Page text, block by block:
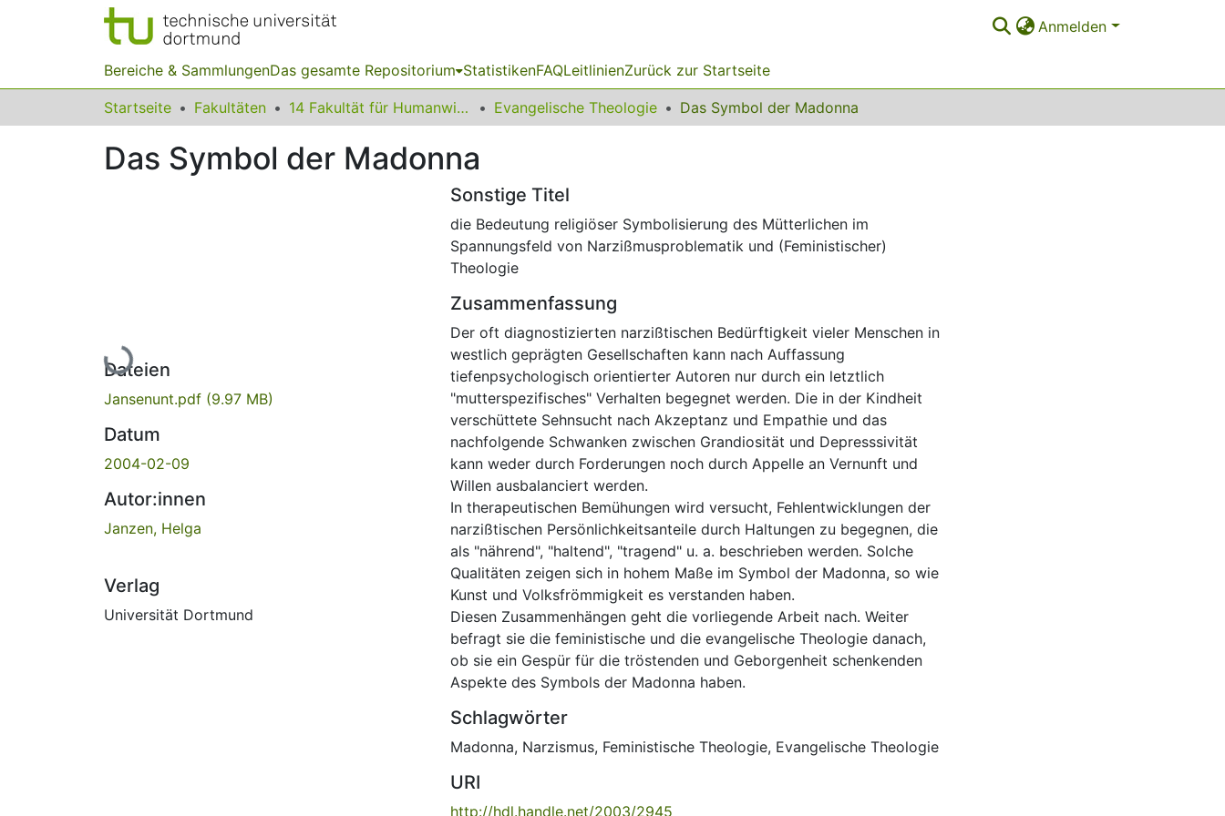
Anmelden
Bereiche & SammlungenDas gesamte Repositorium StatistikenFAQLeitlinienZurück zur Startseite
Startseite Fakultäten 14 Fakultät für Humanwissenschaften und Theologie Evangelische Theologie Das Symbol der Madonna
Das Symbol der Madonna
Lade...
Dateien
Jansenunt.pdf (9.97 MB)
Datum
2004-02-09
Autor:innen
Janzen, Helga
Verlag
Universität Dortmund
Sonstige Titel
die Bedeutung religiöser Symbolisierung des Mütterlichen im
Spannungsfeld von Narzißmusproblematik und (Feministischer)
Theologie
Zusammenfassung
Der oft diagnostizierten narzißtischen Bedürftigkeit vieler Menschen in
westlich geprägten Gesellschaften kann nach Auffassung
tiefenpsychologisch orientierter Autoren nur durch ein letztlich
"mutterspezifisches" Verhalten begegnet werden. Die in der Kindheit
verschüttete Sehnsucht nach Akzeptanz und Empathie und das
nachfolgende Schwanken zwischen Grandiosität und Depresssivität
kann weder durch Forderungen noch durch Appelle an Vernunft und
Willen ausbalanciert werden.
In therapeutischen Bemühungen wird versucht, Fehlentwicklungen der
narzißtischen Persönlichkeitsanteile durch Haltungen zu begegnen, die
als "nährend", "haltend", "tragend" u. a. beschrieben werden. Solche
Qualitäten zeigen sich in hohem Maße im Symbol der Madonna, so wie
Kunst und Volksfrömmigkeit es verstanden haben.
Diesen Zusammenhängen geht die vorliegende Arbeit nach. Weiter
befragt sie die feministische und die evangelische Theologie danach,
ob sie ein Gespür für die tröstenden und Geborgenheit schenkenden
Aspekte des Symbols der Madonna haben.
Schlagwörter
Madonna, Narzismus, Feministische Theologie, Evangelische Theologie
URI
http://hdl.handle.net/2003/2945